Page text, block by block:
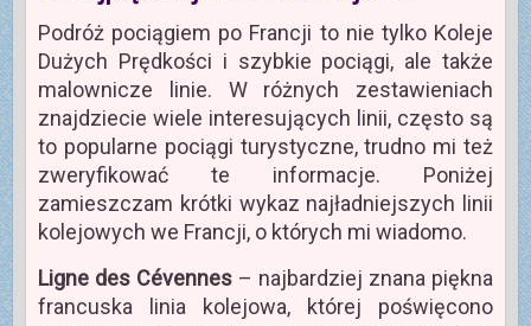
Podróż pociągiem po Francji to nie tylko Koleje
Dużych Prędkości i szybkie pociągi, ale także
malownicze linie. W różnych zestawieniach
znajdziecie wiele interesujących linii, często są
to popularne pociągi turystyczne, trudno mi też
zweryfikować te informacje. Poniżej
zamieszczam krótki wykaz najładniejszych linii
kolejowych we Francji, o których mi wiadomo.
Ligne des Cévennes– najbardziej znana piękna
francuska linia kolejowa, której poświęcono